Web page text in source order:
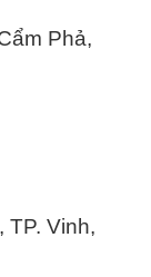
Phả,
TP. Vinh,